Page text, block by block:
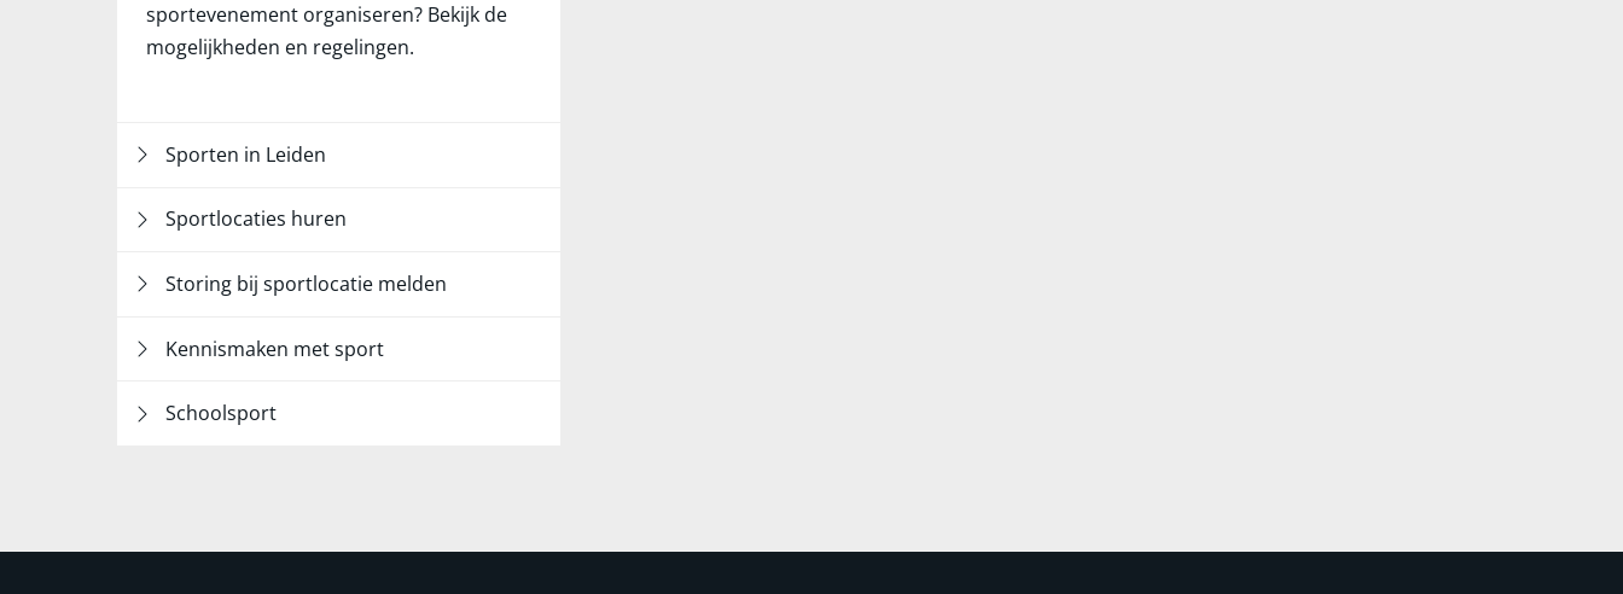
sportevenement organiseren? Bekijk de
mogelijkheden en regelingen.
Sporten in Leiden
Sportlocaties huren
Storing bij sportlocatie melden
Kennismaken met sport
Schoolsport